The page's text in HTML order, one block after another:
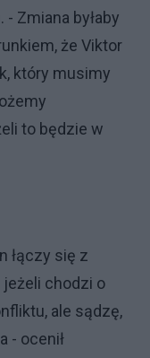
Zmiana byłaby
że Viktor
który musimy
to będzie w
łączy się z
jeżeli chodzi o
ale sądzę,
- ocenił